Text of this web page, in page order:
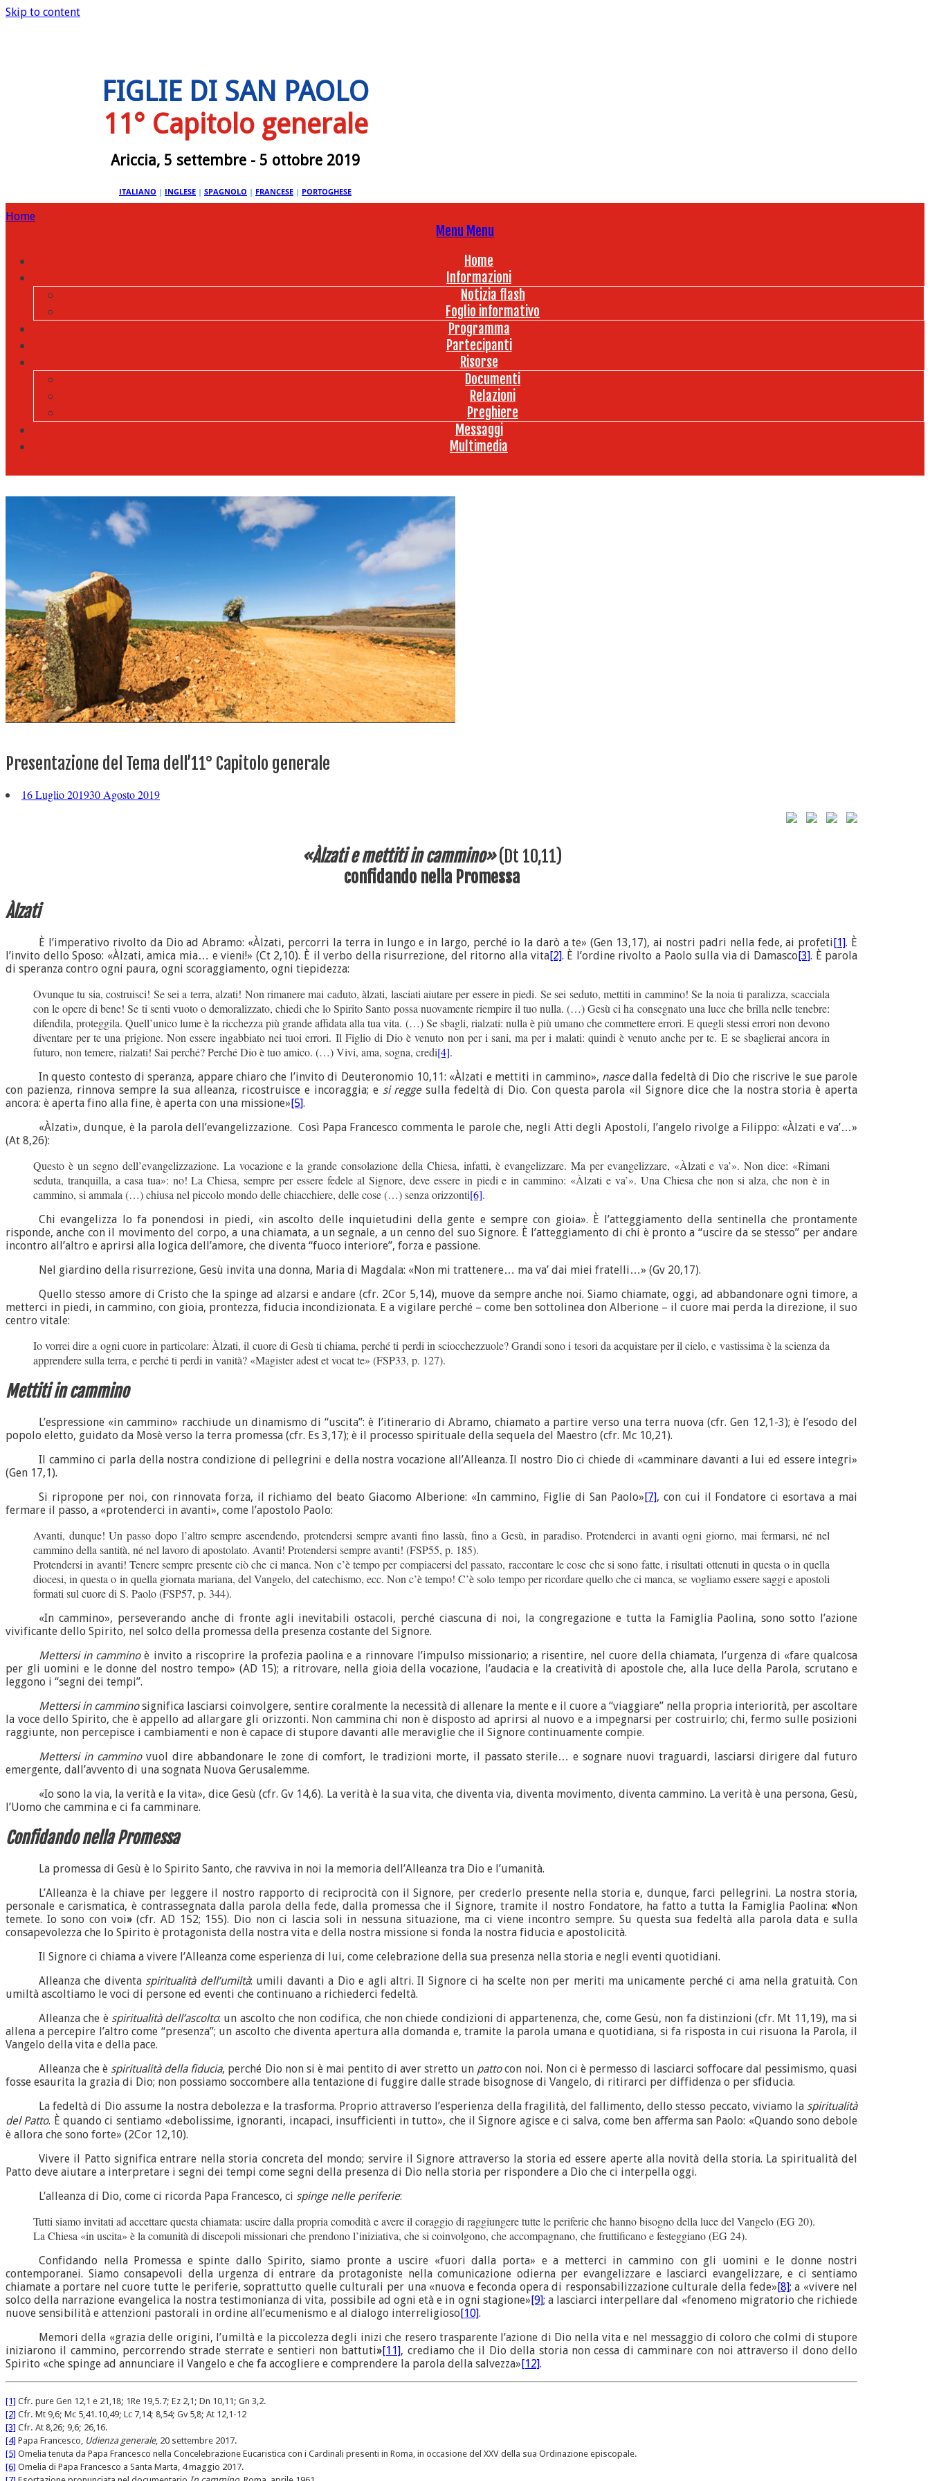
Skip to content
FIGLIE DI SAN PAOLO
11° Capitolo generale
Ariccia, 5 settembre - 5 ottobre 2019
ITALIANO | INGLESE | SPAGNOLO | FRANCESE | PORTOGHESE
Home
Menu Menu
Home
Informazioni
Notizia flash
Foglio informativo
Programma
Partecipanti
Risorse
Documenti
Relazioni
Preghiere
Messaggi
Multimedia
Presentazione del Tema dell’11° Capitolo generale
16 Luglio 201930 Agosto 2019
«Àlzati e mettiti in cammino»(Dt 10,11)
confidando nella Promessa
Àlzati
È l’imperativo rivolto da Dio ad Abramo: «Àlzati, percorri la terra in lungo e in largo, perché io la darò a te» (Gen 13,17), ai nostri padri nella fede, ai profeti [1]. È
l’invito dello Sposo: «Àlzati, amica mia… e vieni!» (Ct 2,10). È il verbo della risurrezione, del ritorno alla vita[2]. È l’ordine rivolto a Paolo sulla via di Damasco[3]. È parola
di speranza contro ogni paura, ogni scoraggiamento, ogni tiepidezza:
Ovunque tu sia, costruisci! Se sei a terra, alzati! Non rimanere mai caduto, àlzati, lasciati aiutare per essere in piedi. Se sei seduto, mettiti in cammino! Se la noia ti paralizza, scacciala
con le opere di bene! Se ti senti vuoto o demoralizzato, chiedi che lo Spirito Santo possa nuovamente riempire il tuo nulla. (…) Gesù ci ha consegnato una luce che brilla nelle tenebre:
difendila, proteggila. Quell’unico lume è la ricchezza più grande aﬃdata alla tua vita. (…) Se sbagli, rialzati: nulla è più umano che commettere errori. E quegli stessi errori non devono
diventare per te una prigione. Non essere ingabbiato nei tuoi errori. Il Figlio di Dio è venuto non per i sani, ma per i malati: quindi è venuto anche per te. E se sbaglierai ancora in
futuro, non temere, rialzati! Sai perché? Perché Dio è tuo amico. (…) Vivi, ama, sogna, credi[4].
In questo contesto di speranza, appare chiaro che l’invito di Deuteronomio 10,11: «Àlzati e mettiti in cammino», nascedalla fedeltà di Dio che riscrive le sue parole
con pazienza, rinnova sempre la sua alleanza, ricostruisce e incoraggia; e si reggesulla fedeltà di Dio. Con questa parola «il Signore dice che la nostra storia è aperta
ancora: è aperta fino alla fine, è aperta con una missione» [5].
«Àlzati», dunque, è la parola dell’evangelizzazione. Così Papa Francesco commenta le parole che, negli Atti degli Apostoli, l’angelo rivolge a Filippo: «Àlzati e va’…»
(At 8,26):
Questo è un segno dell’evangelizzazione. La vocazione e la grande consolazione della Chiesa, infatti, è evangelizzare. Ma per evangelizzare, «Àlzati e va’». Non dice: «Rimani
seduta, tranquilla, a casa tua»: no! La Chiesa, sempre per essere fedele al Signore, deve essere in piedi e in cammino: «Àlzati e va’». Una Chiesa che non si alza, che non è in
cammino, si ammala (…) chiusa nel piccolo mondo delle chiacchiere, delle cose (…) senza orizzonti[6].
Chi evangelizza lo fa ponendosi in piedi, «in ascolto delle inquietudini della gente e sempre con gioia». È l’atteggiamento della sentinella che prontamente
risponde, anche con il movimento del corpo, a una chiamata, a un segnale, a un cenno del suo Signore. È l’atteggiamento di chi è pronto a “uscire da se stesso” per andare
incontro all’altro e aprirsi alla logica dell’amore, che diventa “fuoco interiore”, forza e passione.
Nel giardino della risurrezione, Gesù invita una donna, Maria di Magdala: «Non mi trattenere… ma va’ dai miei fratelli…» (Gv 20,17).
Quello stesso amore di Cristo che la spinge ad alzarsi e andare (cfr. 2Cor 5,14), muove da sempre anche noi. Siamo chiamate, oggi, ad abbandonare ogni timore, a
metterci in piedi, in cammino, con gioia, prontezza, fiducia incondizionata. E a vigilare perché – come ben sottolinea don Alberione – il cuore mai perda la direzione, il suo
centro vitale:
Io vorrei dire a ogni cuore in particolare: Àlzati, il cuore di Gesù ti chiama, perché ti perdi in sciocchezzuole? Grandi sono i tesori da acquistare per il cielo, e vastissima è la scienza da
apprendere sulla terra, e perché ti perdi in vanità? «Magister adest et vocat te» (FSP33, p. 127).
Mettiti in cammino
L’espressione «in cammino» racchiude un dinamismo di “uscita”: è l’itinerario di Abramo, chiamato a partire verso una terra nuova (cfr. Gen 12,1-3); è l’esodo del
popolo eletto, guidato da Mosè verso la terra promessa (cfr. Es 3,17); è il processo spirituale della sequela del Maestro (cfr. Mc 10,21).
Il cammino ci parla della nostra condizione di pellegrini e della nostra vocazione all’Alleanza. Il nostro Dio ci chiede di «camminare davanti a lui ed essere integri»
(Gen 17,1).
Si ripropone per noi, con rinnovata forza, il richiamo del beato Giacomo Alberione: «In cammino, Figlie di San Paolo»[7], con cui il Fondatore ci esortava a mai
fermare il passo, a «protenderci in avanti», come l’apostolo Paolo:
Avanti, dunque! Un passo dopo l’altro sempre ascendendo, protendersi sempre avanti fino lassù, fino a Gesù, in paradiso. Protenderci in avanti ogni giorno, mai fermarsi, né nel
cammino della santità, né nel lavoro di apostolato. Avanti! Protendersi sempre avanti! (FSP55, p. 185).
Protendersi in avanti! Tenere sempre presente ciò che ci manca. Non c’è tempo per compiacersi del passato, raccontare le cose che si sono fatte, i risultati ottenuti in questa o in quella
diocesi, in questa o in quella giornata mariana, del Vangelo, del catechismo, ecc. Non c’è tempo! C’è solo tempo per ricordare quello che ci manca, se vogliamo essere saggi e apostoli
formati sul cuore di S. Paolo (FSP57, p. 344).
«In cammino», perseverando anche di fronte agli inevitabili ostacoli, perché ciascuna di noi, la congregazione e tutta la Famiglia Paolina, sono sotto l’azione
vivificante dello Spirito, nel solco della promessa della presenza costante del Signore.
Mettersi in camminoè invito a riscoprire la profezia paolina e a rinnovare l’impulso missionario; a risentire, nel cuore della chiamata, l’urgenza di «fare qualcosa
per gli uomini e le donne del nostro tempo» (AD 15); a ritrovare, nella gioia della vocazione, l’audacia e la creatività di apostole che, alla luce della Parola, scrutano e
leggono i “segni dei tempi”.
Mettersi in camminosignifica lasciarsi coinvolgere, sentire coralmente la necessità di allenare la mente e il cuore a “viaggiare” nella propria interiorità, per ascoltare
la voce dello Spirito, che è appello ad allargare gli orizzonti. Non cammina chi non è disposto ad aprirsi al nuovo e a impegnarsi per costruirlo; chi, fermo sulle posizioni
raggiunte, non percepisce i cambiamenti e non è capace di stupore davanti alle meraviglie che il Signore continuamente compie.
Mettersi in cammino vuol dire abbandonare le zone di comfort, le tradizioni morte, il passato sterile… e sognare nuovi traguardi, lasciarsi dirigere dal futuro
emergente, dall’avvento di una sognata Nuova Gerusalemme.
«Io sono la via, la verità e la vita», dice Gesù (cfr. Gv 14,6). La verità è la sua vita, che diventa via, diventa movimento, diventa cammino. La verità è una persona, Gesù,
l’Uomo che cammina e ci fa camminare.
Confidando nellaPromessa
La promessa di Gesù è lo Spirito Santo, che ravviva in noi la memoria dell’Alleanza tra Dio e l’umanità.
L’Alleanza è la chiave per leggere il nostro rapporto di reciprocità con il Signore, per crederlo presente nella storia e, dunque, farci pellegrini. La nostra storia,
personale e carismatica, è contrassegnata dalla parola della fede, dalla promessa che il Signore, tramite il nostro Fondatore, ha fatto a tutta la Famiglia Paolina: «Non
temete. Io sono con voi»(cfr. AD 152; 155). Dio non ci lascia soli in nessuna situazione, ma ci viene incontro sempre. Su questa sua fedeltà alla parola data e sulla
consapevolezza che lo Spirito è protagonista della nostra vita e della nostra missione si fonda la nostra fiducia e apostolicità.
Il Signore ci chiama a vivere l’Alleanza come esperienza di lui, come celebrazione della sua presenza nella storia e negli eventi quotidiani.
Alleanza che diventa spiritualità dell’umiltà: umili davanti a Dio e agli altri. Il Signore ci ha scelte non per meriti ma unicamente perché ci ama nella gratuità. Con
umiltà ascoltiamo le voci di persone ed eventi che continuano a richiederci fedeltà.
Alleanza che è spiritualità dell’ascolto: un ascolto che non codifica, che non chiede condizioni di appartenenza, che, come Gesù, non fa distinzioni (cfr. Mt 11,19), ma si
allena a percepire l’altro come “presenza”; un ascolto che diventa apertura alla domanda e, tramite la parola umana e quotidiana, si fa risposta in cui risuona la Parola, il
Vangelo della vita e della pace.
Alleanza che è spiritualità della fiducia, perché Dio non si è mai pentito di aver stretto un pattocon noi. Non ci è permesso di lasciarci soffocare dal pessimismo, quasi
fosse esaurita la grazia di Dio; non possiamo soccombere alla tentazione di fuggire dalle strade bisognose di Vangelo, di ritirarci per diffidenza o per sfiducia.
La fedeltà di Dio assume la nostra debolezza e la trasforma. Proprio attraverso l’esperienza della fragilità, del fallimento, dello stesso peccato, viviamo la spiritualità
del Patto. È quando ci sentiamo «debolissime, ignoranti, incapaci, insufficienti in tutto», che il Signore agisce e ci salva, come ben aﬀerma san Paolo: «Quando sono debole
è allora che sono forte» (2Cor 12,10).
Vivere il Patto significa entrare nella storia concreta del mondo; servire il Signore attraverso la storia ed essere aperte alla novità della storia. La spiritualità del
Patto deve aiutare a interpretare i segni dei tempi come segni della presenza di Dio nella storia per rispondere a Dio che ci interpella oggi.
L’alleanza di Dio, come ci ricorda Papa Francesco, ci spinge nelle periferie:
Tutti siamo invitati ad accettare questa chiamata: uscire dalla propria comodità e avere il coraggio di raggiungere tutte le periferie che hanno bisogno della luce del Vangelo (EG 20).
La Chiesa «in uscita» è la comunità di discepoli missionari che prendono l’iniziativa, che si coinvolgono, che accompagnano, che fruttificano e festeggiano (EG 24).
Confidando nella Promessa e spinte dallo Spirito, siamo pronte a uscire «fuori dalla porta» e a metterci in cammino con gli uomini e le donne nostri
contemporanei. Siamo consapevoli della urgenza di entrare da protagoniste nella comunicazione odierna per evangelizzare e lasciarci evangelizzare, e ci sentiamo
chiamate a portare nel cuore tutte le periferie, soprattutto quelle culturali per una «nuova e feconda opera di responsabilizzazione culturale della fede»[8]; a «vivere nel
solco della narrazione evangelica la nostra testimonianza di vita, possibile ad ogni età e in ogni stagione»[9]; a lasciarci interpellare dal «fenomeno migratorio che richiede
nuove sensibilità e attenzioni pastorali in ordine all’ecumenismo e al dialogo interreligioso[10].
Memori della «grazia delle origini, l’umiltà e la piccolezza degli inizi che resero trasparente l’azione di Dio nella vita e nel messaggio di coloro che colmi di stupore
iniziarono il cammino, percorrendo strade sterrate e sentieri non battuti»[11], crediamo che il Dio della storia non cessa di camminare con noi attraverso il dono dello
Spirito «che spinge ad annunciare il Vangelo e che fa accogliere e comprendere la parola della salvezza»[12].
[1] Cfr. pure Gen 12,1 e 21,18; 1Re 19,5.7; Ez 2,1; Dn 10,11; Gn 3,2.
[2] Cfr. Mt 9,6; Mc 5,41.10,49; Lc 7,14; 8,54; Gv 5,8; At 12,1-12
[3] Cfr. At 8,26; 9,6; 26,16.
[4] Papa Francesco, Udienza generale, 20 settembre 2017.
[5] Omelia tenuta da Papa Francesco nella Concelebrazione Eucaristica con i Cardinali presenti in Roma, in occasione del XXV della sua Ordinazione episcopale.
[6] Omelia di Papa Francesco a Santa Marta, 4 maggio 2017.